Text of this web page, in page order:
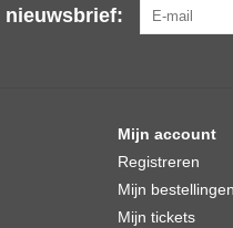
nieuwsbrief:
Mijn account
Registreren
Mijn bestellingen
Mijn tickets